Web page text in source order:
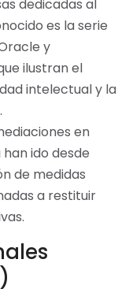
dedicadas al
es la serie
y
ilustran el
intelectual y la
en
ido desde
de medidas
a restituir